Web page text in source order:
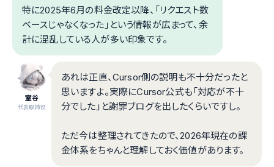
特に2025年6月の料金改定以降、「リクエスト数
ベースじゃなくなった」という情報が広まって、余
計に混乱している人が多い印象です。
室谷
代表取締役
あれは正直、Cursor側の説明も不十分だったと
思いますよ。実際にCursor公式も「対応が不十
分でした」と謝罪ブログを出したくらいですし。
ただ今は整理されてきたので、2026年現在の課
金体系をちゃんと理解しておく価値があります。